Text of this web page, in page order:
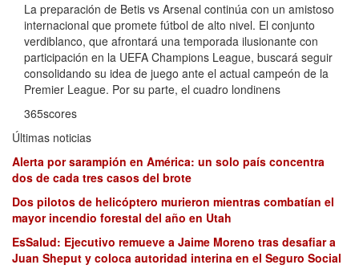
La preparación de Betis vs Arsenal continúa con un amistoso
internacional que promete fútbol de alto nivel. El conjunto
verdiblanco, que afrontará una temporada ilusionante con
participación en la UEFA Champions League, buscará seguir
consolidando su idea de juego ante el actual campeón de la
Premier League. Por su parte, el cuadro londinens
365scores
Últimas noticias
Alerta por sarampión en América: un solo país concentra
dos de cada tres casos del brote
Dos pilotos de helicóptero murieron mientras combatían el
mayor incendio forestal del año en Utah
EsSalud: Ejecutivo remueve a Jaime Moreno tras desafiar a
Juan Sheput y coloca autoridad interina en el Seguro Social